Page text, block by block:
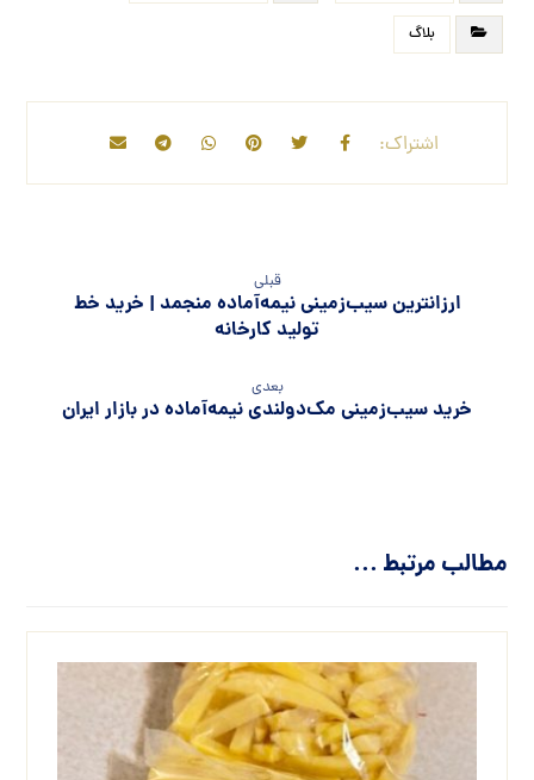
بلاگ
قبلی
ارزانترین سیب‌زمینی نیمه‌آماده منجمد | خرید خط
تولید کارخانه
بعدی
خرید سیب‌زمینی مک‌دولندی نیمه‌آماده در بازار ایران
مطالب مرتبط ...